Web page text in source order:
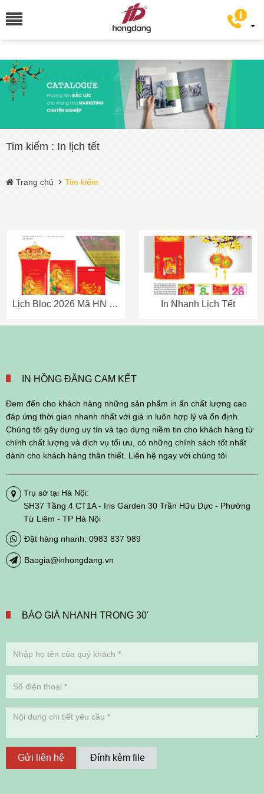
Tim kiếm : In lịch tết
Trang chủ Tim kiếm
Lịch Bloc 2026 Mã HN – Mẫu Lịch Sang Trọng, Phôi Sẵn, Giao Nhanh In Nhanh Lịch Tết
IN HỒNG ĐĂNG CAM KẾT
Đem đến cho khách hàng những sản phẩm in ấn chất lượng cao
đáp ứng thời gian nhanh nhất với giá in luôn hợp lý và ổn định.
Chúng tôi gây dựng uy tín và tạo dựng niềm tin cho khách hàng từ
chính chất lượng và dịch vụ tối ưu, có những chính sách tốt nhất
dành cho khách hàng thân thiết. Liên hệ ngay với chúng tôi
Trụ sở tại Hà Nội:
SH37 Tầng 4 CT1A - Iris Garden 30 Trần Hữu Dực - Phường
Từ Liêm - TP Hà Nội
Đặt hàng nhanh: 0983 837 989
Baogia@inhongdang.vn
BÁO GIÁ NHANH TRONG 30'
Gửi liên hệ Đính kèm file